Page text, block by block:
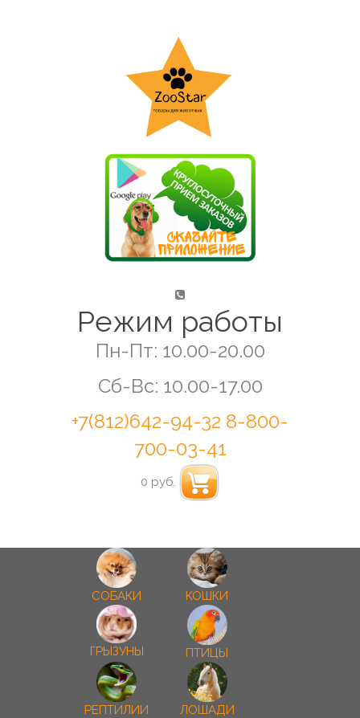
Режим работы
Пн-Пт: 10.00-20.00
Сб-Вс: 10.00-17.00
+7(812)642-94-32 8-800-
700-03-41
0 руб.
СОБАКИ КОШКИ
ГРЫЗУНЫ ПТИЦЫ
РЕПТИЛИИ ЛОШАДИ